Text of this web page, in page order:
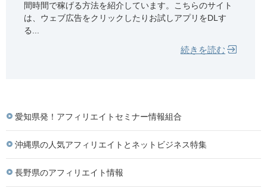
間時間で稼げる方法を紹介しています。こちらのサイト
は、ウェブ広告をクリックしたりお試しアプリをDLす
る...
続きを読む
愛知県発！アフィリエイトセミナー情報組合
沖縄県の人気アフィリエイトとネットビジネス特集
長野県のアフィリエイト情報